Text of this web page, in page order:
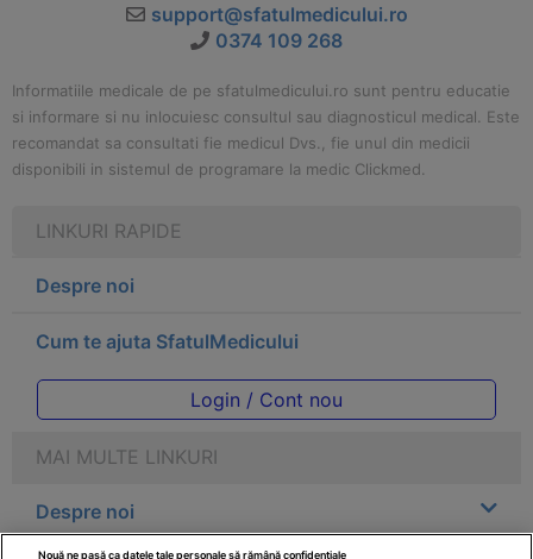
support@sfatulmedicului.ro
0374 109 268
Informatiile medicale de pe sfatulmedicului.ro sunt pentru educatie
si informare si nu inlocuiesc consultul sau diagnosticul medical. Este
recomandat sa consultati fie medicul Dvs., fie unul din medicii
disponibili in sistemul de programare la medic Clickmed.
LINKURI RAPIDE
Despre noi
Cum te ajuta SfatulMedicului
Login / Cont nou
MAI MULTE LINKURI
Despre noi
Nouă ne pasă ca datele tale personale să rămână confidențiale